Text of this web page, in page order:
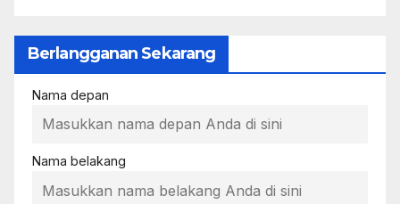
Berlangganan Sekarang
Nama depan
Nama belakang